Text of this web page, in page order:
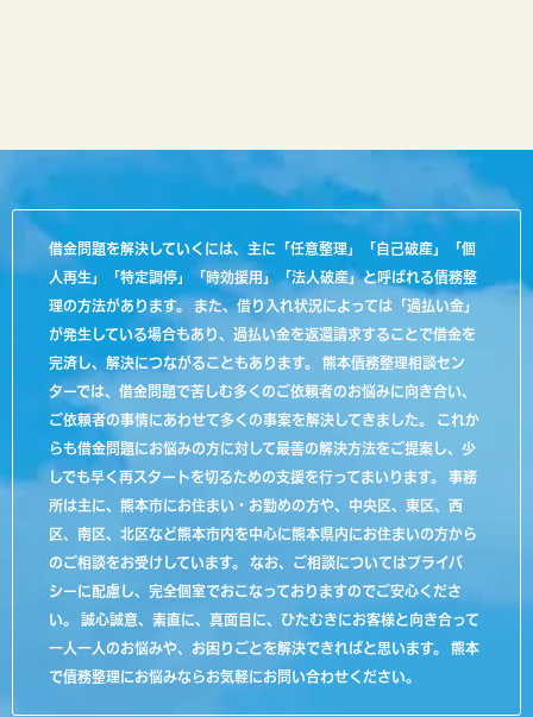
借金問題を解決していくには、主に「任意整理」「自己破産」「個
人再生」「特定調停」「時効援用」「法人破産」と呼ばれる債務整
理の方法があります。 また、借り入れ状況によっては「過払い金」
が発生している場合もあり、過払い金を返還請求することで借金を
完済し、解決につながることもあります。 熊本債務整理相談セン
ターでは、借金問題で苦しむ多くのご依頼者のお悩みに向き合い、
ご依頼者の事情にあわせて多くの事案を解決してきました。 これか
らも借金問題にお悩みの方に対して最善の解決方法をご提案し、少
しでも早く再スタートを切るための支援を行ってまいります。 事務
所は主に、熊本市にお住まい・お勤めの方や、中央区、東区、西
区、南区、北区など熊本市内を中心に熊本県内にお住まいの方から
のご相談をお受けしています。 なお、ご相談についてはプライバ
シーに配慮し、完全個室でおこなっておりますのでご安心くださ
い。 誠心誠意、素直に、真面目に、ひたむきにお客様と向き合って
一人一人のお悩みや、お困りごとを解決できればと思います。 熊本
で債務整理にお悩みならお気軽にお問い合わせください。